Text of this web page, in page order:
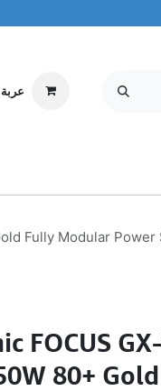
Fully Modular Power
FOCUS
80+